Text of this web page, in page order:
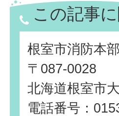
この記事
根室市消防本部
〒087-0028
北海道根室市
電話番号：